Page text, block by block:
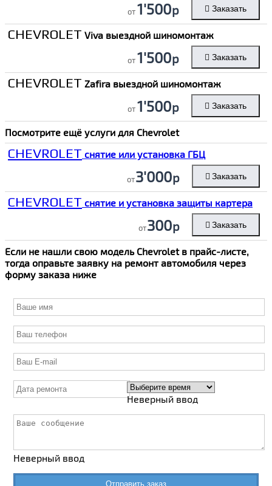
от1'500р Заказать
CHEVROLET Viva выездной шиномонтаж
от1'500р Заказать
CHEVROLET Zafira выездной шиномонтаж
от1'500р Заказать
Посмотрите ещё услуги для Chevrolet
CHEVROLET снятие или установка ГБЦ
от3'000р Заказать
CHEVROLET снятие и установка защиты картера
от300р Заказать
Если не нашли свою модель Chevroletв прайс-листе,
тогда оправьте заявку на ремонт автомобиля через
форму заказа ниже
Неверный ввод
Неверный ввод
Отправить заказ